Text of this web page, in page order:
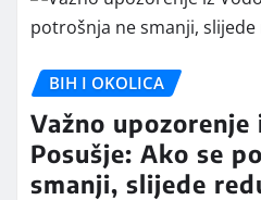
BIH I OKOLICA
Važno upozorenje
Posušje: Ako se
smanji, slijede